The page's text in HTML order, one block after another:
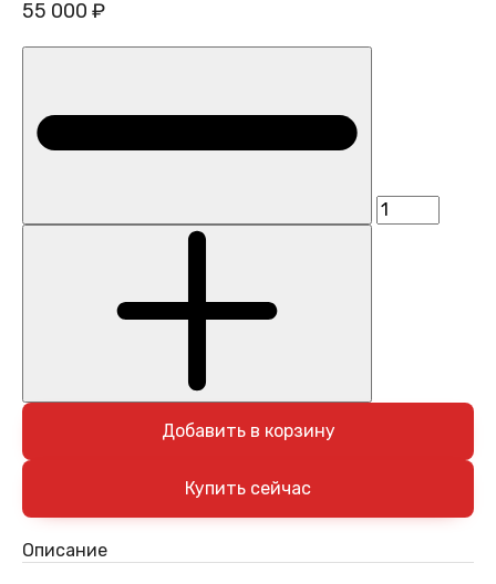
55 000 ₽
Добавить в корзину
Описание